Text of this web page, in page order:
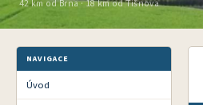
42 km od Brna · 18 km od Tišnova
NAVIGACE
Úvod